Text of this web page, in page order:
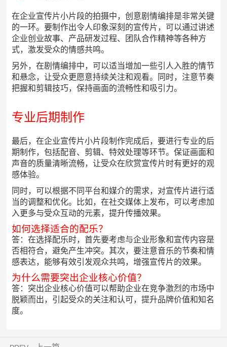
在企业宣传片小片段的拍摄中，创意剧情编排是非常关键
的一环。要制作出令人印象深刻的宣传片，可以通过讲述
企业创业故事、产品研发过程、团队合作精神等各种方
式，激发受众的情感共鸣。
另外，在剧情编排中，可以适当增加一些引人入胜的情节
和悬念，让受众更愿意持续关注和观看。同时，注意节奏
把握和剪辑技巧，保持画面的流畅性和吸引力。
专业后期制作
最后，在企业宣传片小片段制作完成后，要进行专业的后
期制作，包括配音、剪辑、特效处理等环节。保证画面和
声音的质量清晰流畅，让受众在欣赏宣传片时有更好的观
感体验。
同时，可以根据不同平台和媒介的需求，对宣传片进行适
当的调整和优化。比如，在社交媒体上发布，可以考虑加
入更多与受众互动的元素，提升传播效果。
如何选择适合的配乐？
答：在选择配乐时，首先要考虑与企业形象和宣传内容是
否相符合，避免产生冲突。其次，要注意音乐的节奏和情
感表达，能够有效引发观众共鸣，增强宣传片的效果。
为什么需要突出企业核心价值？
答：突出企业核心价值可以帮助企业在竞争激烈的市场中
脱颖而出，引起受众的关注和认可，提升品牌价值和知名
度。